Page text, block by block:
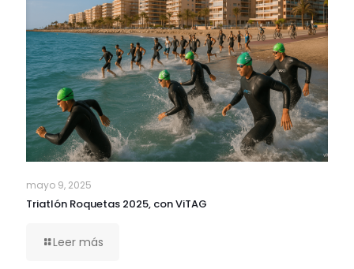
mayo 9, 2025
Triatlón Roquetas 2025, con ViTAG
Leer más